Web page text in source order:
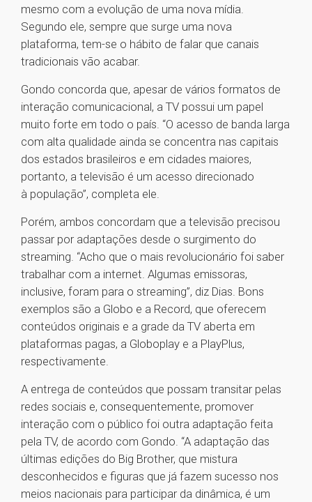
mesmo com a evolução de uma nova mídia.
Segundo ele, sempre que surge uma nova
plataforma, tem-se o hábito de falar que canais
tradicionais vão acabar.
Gondo concorda que, apesar de vários formatos de
interação comunicacional, a TV possui um papel
muito forte em todo o país. “O acesso de banda larga
com alta qualidade ainda se concentra nas capitais
dos estados brasileiros e em cidades maiores,
portanto, a televisão é um acesso direcionado
à população”, completa ele.
Porém, ambos concordam que a televisão precisou
passar por adaptações desde o surgimento do
streaming. “Acho que o mais revolucionário foi saber
trabalhar com a internet. Algumas emissoras,
inclusive, foram para o streaming”, diz Dias. Bons
exemplos são a Globo e a Record, que oferecem
conteúdos originais e a grade da TV aberta em
plataformas pagas, a Globoplay e a PlayPlus,
respectivamente.
A entrega de conteúdos que possam transitar pelas
redes sociais e, consequentemente, promover
interação com o público foi outra adaptação feita
pela TV, de acordo com Gondo. “A adaptação das
últimas edições do Big Brother, que mistura
desconhecidos e figuras que já fazem sucesso nos
meios nacionais para participar da dinâmica, é um